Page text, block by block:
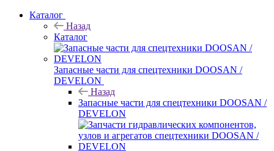
Каталог
Назад
Каталог
Запасные части для спецтехники DOOSAN /
DEVELON
Назад
Запасные части для спецтехники DOOSAN /
DEVELON